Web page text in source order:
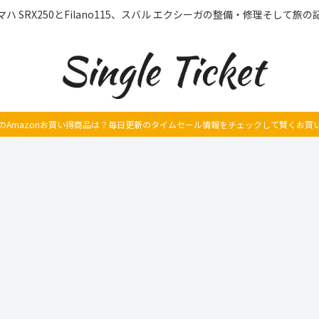
ハ SRX250とFilano115、スバル エクシーガの整備・修理そして旅の
Amazonお買い得商品は？毎日更新のタイムセール情報をチェックして賢くお買